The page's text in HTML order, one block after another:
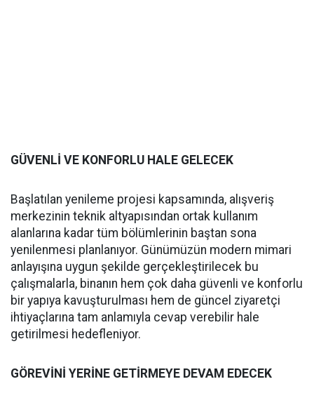
GÜVENLİ VE KONFORLU HALE GELECEK
Başlatılan yenileme projesi kapsamında, alışveriş
merkezinin teknik altyapısından ortak kullanım
alanlarına kadar tüm bölümlerinin baştan sona
yenilenmesi planlanıyor. Günümüzün modern mimari
anlayışına uygun şekilde gerçekleştirilecek bu
çalışmalarla, binanın hem çok daha güvenli ve konforlu
bir yapıya kavuşturulması hem de güncel ziyaretçi
ihtiyaçlarına tam anlamıyla cevap verebilir hale
getirilmesi hedefleniyor.
GÖREVİNİ YERİNE GETİRMEYE DEVAM EDECEK